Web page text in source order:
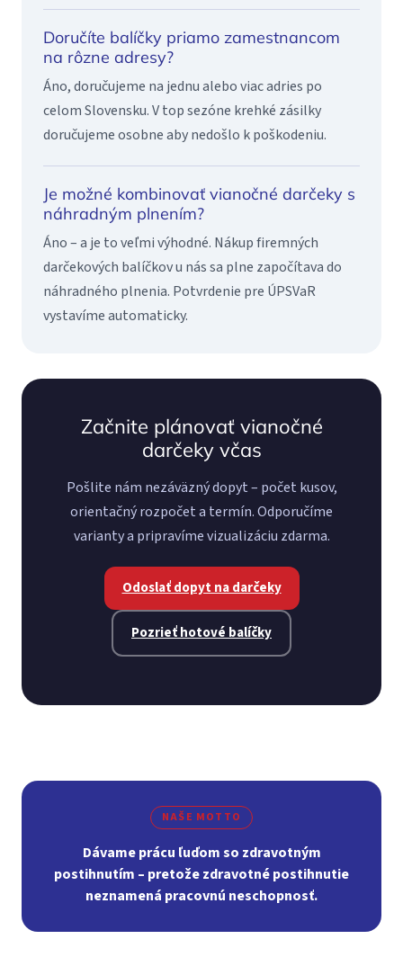
Doručíte balíčky priamo zamestnancom
na rôzne adresy?
Áno, doručujeme na jednu alebo viac adries po
celom Slovensku. V top sezóne krehké zásilky
doručujeme osobne aby nedošlo k poškodeniu.
Je možné kombinovať vianočné darčeky s
náhradným plnením?
Áno – a je to veľmi výhodné. Nákup firemných
darčekových balíčkov u nás sa plne započítava do
náhradného plnenia. Potvrdenie pre ÚPSVaR
vystavíme automaticky.
Začnite plánovať vianočné
darčeky včas
Pošlite nám nezáväzný dopyt – počet kusov,
orientačný rozpočet a termín. Odporučíme
varianty a pripravíme vizualizáciu zdarma.
Odoslať dopyt na darčeky
Pozrieť hotové balíčky
NAŠE MOTTO
Dávame prácu ľuďom so zdravotným
postihnutím – pretože zdravotné postihnutie
neznamená pracovnú neschopnosť.